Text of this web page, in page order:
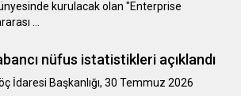
kurulacak olan "Enterprise
…
nüfus istatistikleri açıklandı
İdaresi Başkanlığı, 30 Temmuz 2026